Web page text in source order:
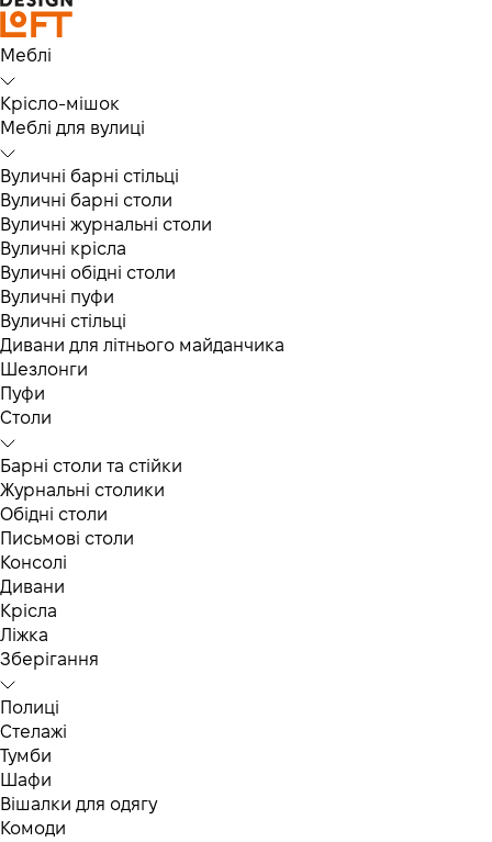
Меблі
Крісло-мішок
Меблі для вулиці
Вуличні барні стільці
Вуличні барні столи
Вуличні журнальні столи
Вуличні крісла
Вуличні обідні столи
Вуличні пуфи
Вуличні стільці
Дивани для літнього майданчика
Шезлонги
Пуфи
Столи
Барні столи та стійки
Журнальні столики
Обідні столи
Письмові столи
Консолі
Дивани
Крісла
Ліжка
Зберігання
Полиці
Стелажі
Тумби
Шафи
Вішалки для одягу
Комоди